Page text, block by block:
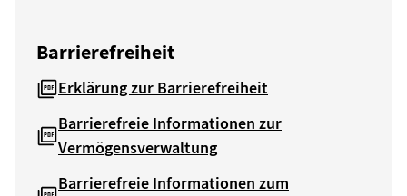
Barrierefreiheit
Erklärung zur Barrierefreiheit
Barrierefreie Informationen zur
Vermögensverwaltung
Barrierefreie Informationen zum